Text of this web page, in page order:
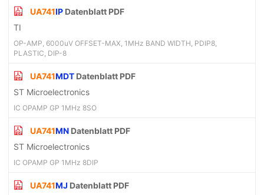
UA741IP Datenblatt PDF
TI
OP-AMP, 6000uV OFFSET-MAX, 1MHz BAND WIDTH, PDIP8,
PLASTIC, DIP-8
UA741MDT Datenblatt PDF
ST Microelectronics
IC OPAMP GP 1MHz 8SO
UA741MN Datenblatt PDF
ST Microelectronics
IC OPAMP GP 1MHz 8DIP
UA741MJ Datenblatt PDF